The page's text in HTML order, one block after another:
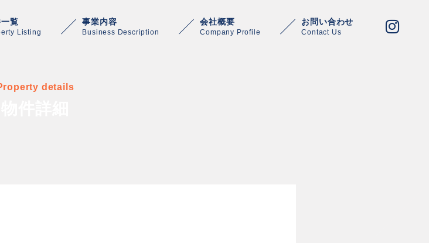
覧
Listing
事業内容
Business Description
会社概要
Company Profile
お問い合わせ
Contact Us
details